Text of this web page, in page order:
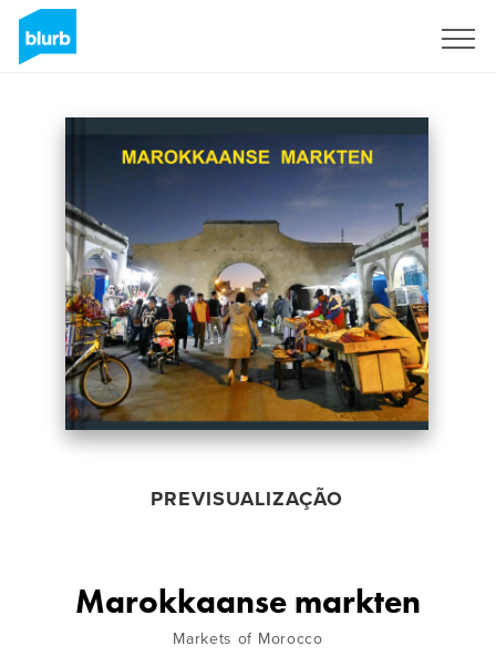
PREVISUALIZAÇÃO
Marokkaanse markten
Markets of Morocco